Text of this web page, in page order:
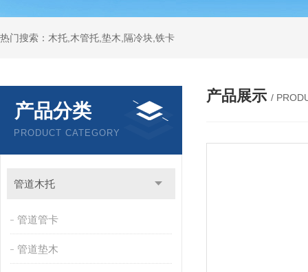
热门搜索：木托,木管托,垫木,隔冷块,铁卡
产品分类
PRODUCT CATEGORY
管道木托
管道管卡
管道垫木
产品展示 /